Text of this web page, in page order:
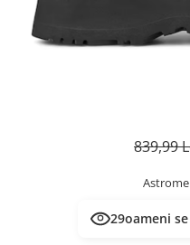
839,99
29oameni